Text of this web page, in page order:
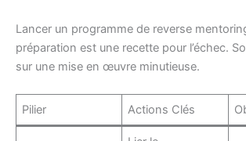
Lancer un programme de reverse
préparation est une recette pour l’échec.
sur une mise en œuvre minutieuse.
Pilier Actions Clés